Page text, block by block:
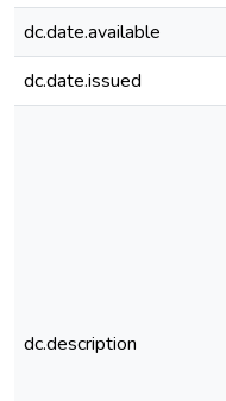
dc.date.available
dc.date.issued
dc.description